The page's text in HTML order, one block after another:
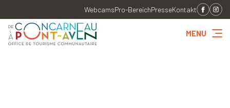
WebcamsPro-BereichPresseKontakt
MENU